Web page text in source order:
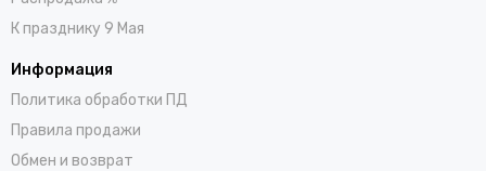
К празднику 9 Мая
Информация
Политика обработки ПД
Правила продажи
Обмен и возврат